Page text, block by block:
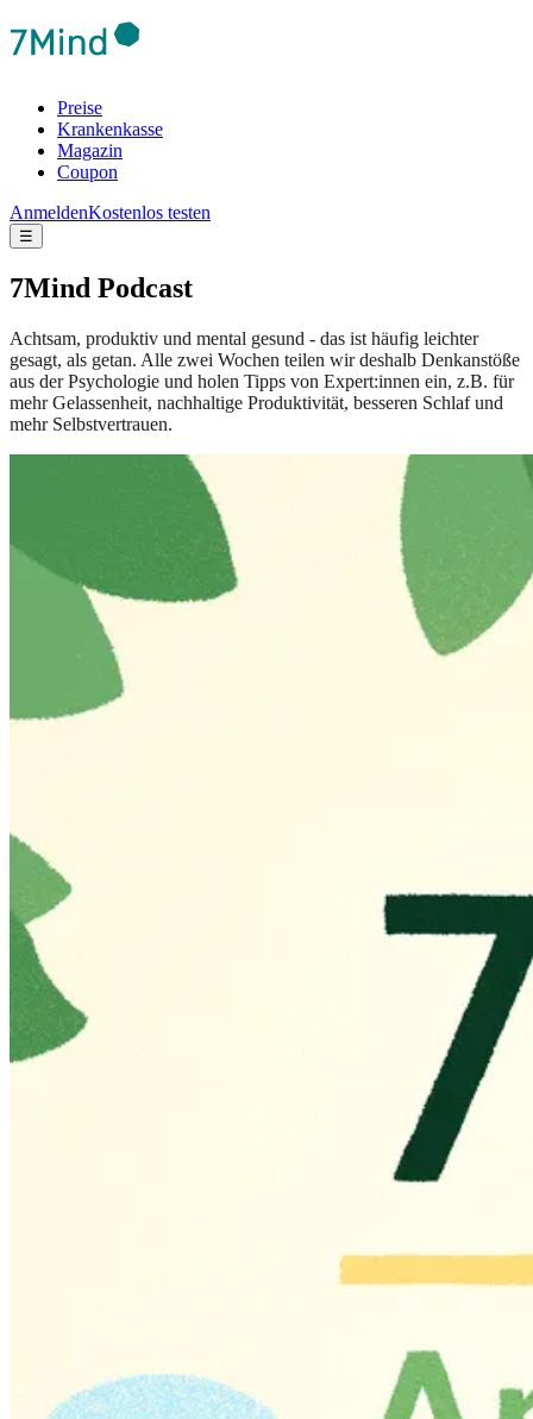
Preise
Krankenkasse
Magazin
Coupon
AnmeldenKostenlos testen
☰
7Mind Podcast
Achtsam, produktiv und mental gesund - das ist häufig leichter
gesagt, als getan. Alle zwei Wochen teilen wir deshalb Denkanstöße
aus der Psychologie und holen Tipps von Expert:innen ein, z.B. für
mehr Gelassenheit, nachhaltige Produktivität, besseren Schlaf und
mehr Selbstvertrauen.